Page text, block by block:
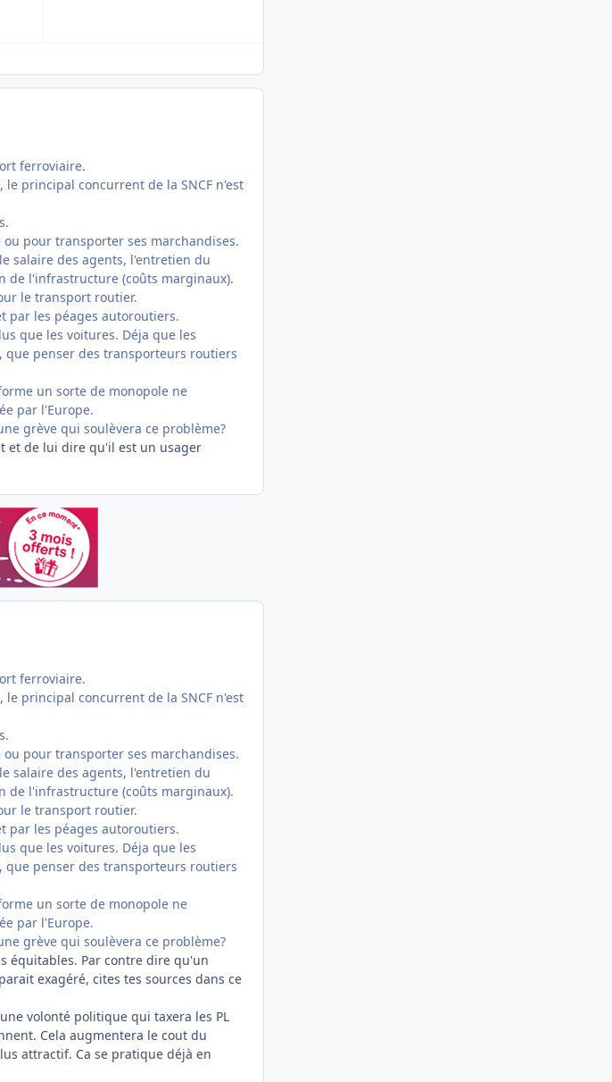
ferroviaire.
principal concurrent de la SNCF n'est
pour transporter ses marchandises.
salaire des agents, l'entretien du
de l'infrastructure (coûts marginaux).
le transport routier.
par les péages autoroutiers.
que les voitures. Déja que les
que penser des transporteurs routiers
un sorte de monopole ne
par l'Europe.
grève qui soulèvera ce problème?
et de lui dire qu'il est un usager
ferroviaire.
principal concurrent de la SNCF n'est
pour transporter ses marchandises.
salaire des agents, l'entretien du
de l'infrastructure (coûts marginaux).
le transport routier.
par les péages autoroutiers.
que les voitures. Déja que les
que penser des transporteurs routiers
un sorte de monopole ne
par l'Europe.
grève qui soulèvera ce problème?
équitables. Par contre dire qu'un
exagéré, cites tes sources dans ce
volonté politique qui taxera les PL
Cela augmentera le cout du
attractif. Ca se pratique déjà en